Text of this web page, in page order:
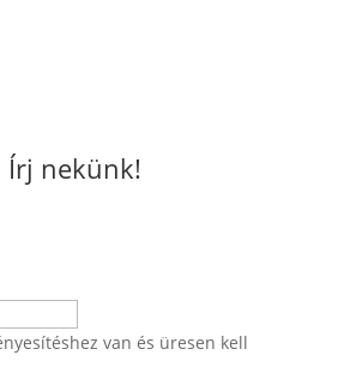
Írj nekünk!
van és üresen kell